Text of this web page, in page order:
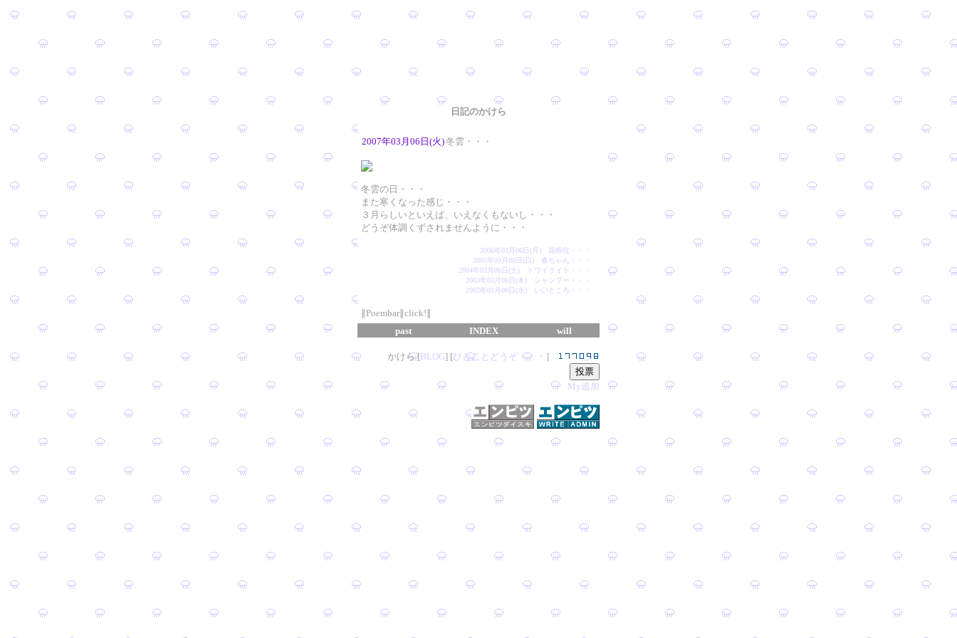
日記のかけら
2007年03月06日(火)冬雲・・・
冬雲の日・・・
また寒くなった感じ・・・
３月らしいといえば、いえなくもないし・・・
どうぞ体調くずされませんように・・・
2006年03月06日(月) 花粉症・・・
2005年03月06日(日) 春ちゃん・・・
2004年03月06日(土) トワイライト・・・
2003年03月06日(木) シャンプー・・・
2002年03月06日(水) いいところ・・・
∥Poembar∥click!∥
past
INDEX will
かけら [BLOG] [ひとことどうぞ・・・ ］
My追加